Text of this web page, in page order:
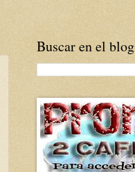
Buscar en el blog